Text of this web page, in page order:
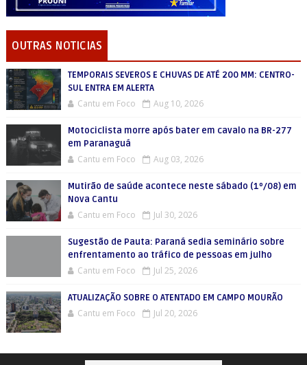
OUTRAS NOTICIAS
TEMPORAIS SEVEROS E CHUVAS DE ATÉ 200 MM: CENTRO-
SUL ENTRA EM ALERTA
Cantu em Foco Aug 10, 2026
Motociclista morre após bater em cavalo na BR-277
em Paranaguá
Cantu em Foco Aug 03, 2026
Mutirão de saúde acontece neste sábado (1º/08) em
Nova Cantu
Cantu em Foco Jul 30, 2026
Sugestão de Pauta: Paraná sedia seminário sobre
enfrentamento ao tráfico de pessoas em julho
Cantu em Foco Jul 25, 2026
ATUALIZAÇÃO SOBRE O ATENTADO EM CAMPO MOURÃO
Cantu em Foco Jul 20, 2026